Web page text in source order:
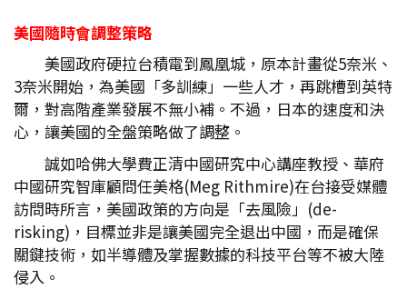
美國隨時會調整策略
美國政府硬拉台積電到鳳凰城，原本計畫從5奈米、
3奈米開始，為美國「多訓練」一些人才，再跳槽到英特
爾，對高階產業發展不無小補。不過，日本的速度和決
心，讓美國的全盤策略做了調整。
誠如哈佛大學費正清中國研究中心講座教授、華府
中國研究智庫顧問任美格(Meg Rithmire)在台接受媒體
訪問時所言，美國政策的方向是「去風險」(de-
risking)，目標並非是讓美國完全退出中國，而是確保
關鍵技術，如半導體及掌握數據的科技平台等不被大陸
侵入。